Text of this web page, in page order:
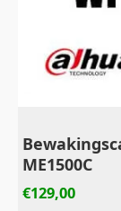
ME1500C
€129,00